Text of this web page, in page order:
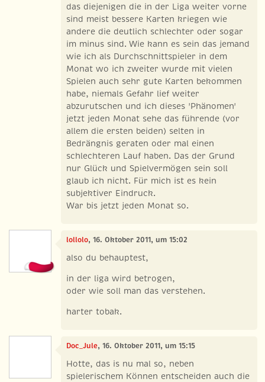
das diejenigen die in der Liga weiter vorne
sind meist bessere Karten kriegen wie
andere die deutlich schlechter oder sogar
im minus sind. Wie kann es sein das jemand
wie ich als Durchschnittspieler in dem
Monat wo ich zweiter wurde mit vielen
Spielen auch sehr gute Karten bekommen
habe, niemals Gefahr lief weiter
abzurutschen und ich dieses 'Phänomen'
jetzt jeden Monat sehe das führende (vor
allem die ersten beiden) selten in
Bedrängnis geraten oder mal einen
schlechteren Lauf haben. Das der Grund
nur Glück und Spielvermögen sein soll
glaub ich nicht. Für mich ist es kein
subjektiver Eindruck.
War bis jetzt jeden Monat so.
lollolo, 16. Oktober 2011, um 15:02
also du behauptest,
in der liga wird betrogen,
oder wie soll man das verstehen.
harter tobak.
Doc_Jule, 16. Oktober 2011, um 15:15
Hotte, das is nu mal so, neben
spielerischem Können entscheiden auch die